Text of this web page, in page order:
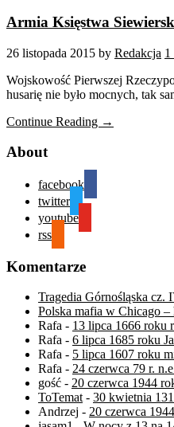
Armia Księstwa
26 listopada 2015 by Redakcja 1
Wojskowość Pierwszej
husarię nie było mocnych, tak
Continue Reading →
About
facebook
twitter
youtube
rss
Komentarze
Tragedia Górnośląska cz.
Polska mafia w Chicago
Rafa - 13 lipca 1666 roku
Rafa - 6 lipca 1685 roku
Rafa - 5 lipca 1607 roku
Rafa - 24 czerwca 79 r.
gość - 20 czerwca 1944
ToTemat- 30 kwietnia
Andrzej - 20 czerwca